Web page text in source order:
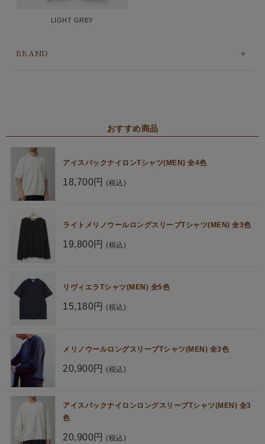
LIGHT GREY
BRAND
おすすめ商品
アイスパックナイロンTシャツ(MEN) 全4色
18,700円 (税込)
ライトメリノウールロングスリーブTシャツ(MEN) 全3色
19,800円 (税込)
リヴィエラTシャツ(MEN) 全5色
15,180円 (税込)
メリノウールロングスリーブTシャツ(MEN) 全3色
20,900円 (税込)
アイスパックナイロンロングスリーブTシャツ(MEN) 全3
色
20,900円 (税込)